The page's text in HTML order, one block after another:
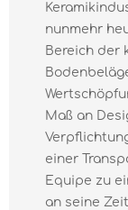
nunmehr
Bereich der
Maß an
einer
Equipe zu
an seine